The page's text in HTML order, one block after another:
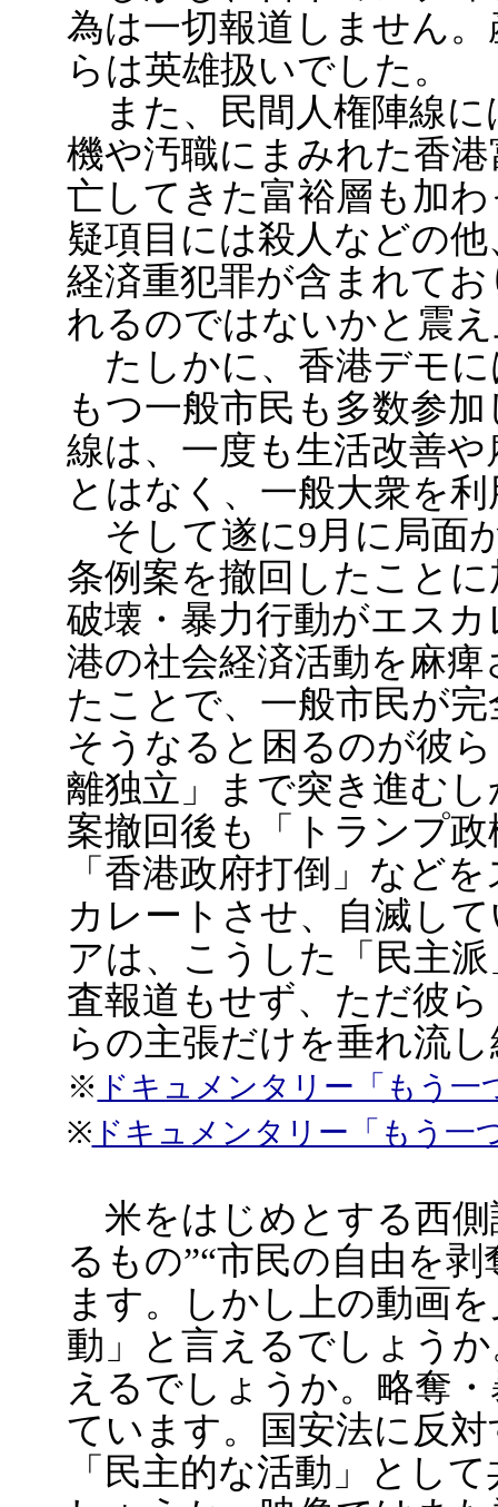
為は一切報道しません
らは英雄扱いでした。
また、民間人権陣線に
機や汚職にまみれた香
亡してきた富裕層も加
疑項目には殺人などの
経済重犯罪が含まれて
れるのではないかと震
たしかに、香港デモに
もつ一般市民も多数参
線は、一度も生活改善
とはなく、一般大衆を
そして遂に9月に局面
条例案を撤回したこと
破壊・暴力行動がエス
港の社会経済活動を麻
たことで、一般市民が
そうなると困るのが彼
離独立」まで突き進む
案撤回後も「トランプ
「香港政府打倒」など
カレートさせ、自滅し
アは、こうした「民主
査報道もせず、ただ彼
らの主張だけを垂れ流
※ ドキュメンタリー「もう
※ ドキュメンタリー「もう
米をはじめとする西側
るもの”“市民の自由を
ます。しかし上の動画
動」と言えるでしょう
えるでしょうか。略奪
ています。国安法に反
「民主的な活動」とし